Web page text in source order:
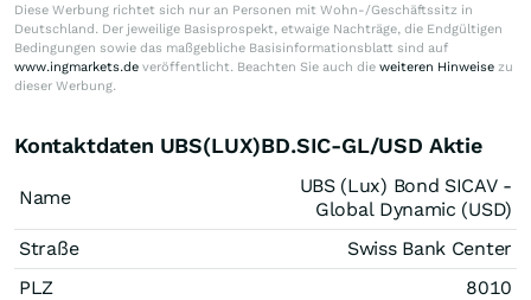
Diese Werbung richtet sich nur an Personen mit Wohn-/Geschäftssitz in
Deutschland. Der jeweilige Basisprospekt, etwaige Nachträge, die Endgültigen
Bedingungen sowie das maßgebliche Basisinformationsblatt sind auf
www.ingmarkets.de veröffentlicht. Beachten Sie auch die weiteren Hinweise zu
dieser Werbung.
Kontaktdaten UBS(LUX)BD.SIC-GL/USD Aktie
Name
UBS (Lux) Bond SICAV -
Global Dynamic (USD)
Straße
Swiss Bank Center
PLZ
8010